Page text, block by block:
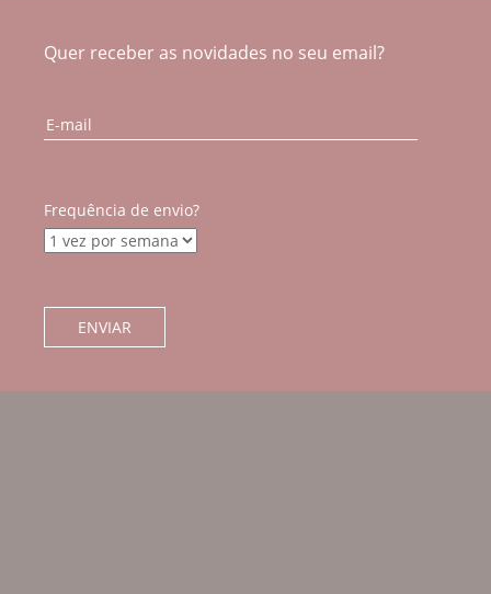
Quer receber as novidades no seu email?
Frequência de envio?